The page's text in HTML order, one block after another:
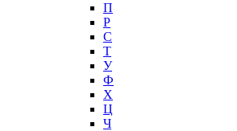
П
Р
С
Т
У
Ф
Х
Ц
Ч